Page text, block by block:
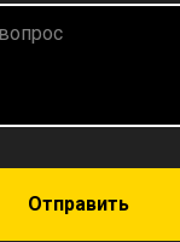
Отправить